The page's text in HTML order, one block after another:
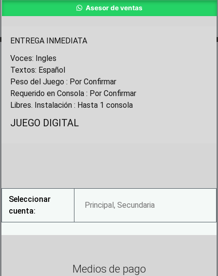
Game
PS5
Asesor de ventas
ENTREGA INMEDIATA
Voces: Ingles
Textos: Español
Peso del Juego : Por Confirmar
Requerido en Consola : Por Confirmar
Libres. Instalación : Hasta 1 consola
JUEGO DIGITAL
Seleccionar
cuenta:
Principal, Secundaria
Medios de pago